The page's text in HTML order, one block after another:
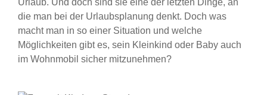
Urlaub. Und doch sind sie eine der letzten Dinge, an
die man bei der Urlaubsplanung denkt. Doch was
macht man in so einer Situation und welche
Möglichkeiten gibt es, sein Kleinkind oder Baby auch
im Wohnmobil sicher mitzunehmen?